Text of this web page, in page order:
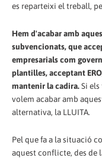
es reparteixi el treball,
Hem d'acabar amb
subvencionats, que
empresarials com
plantilles, acceptant
mantenir la cadira.Si
volem acabar amb
alternativa, la LLUITA.
Pel que fa a la situació
aquest conflicte, des de